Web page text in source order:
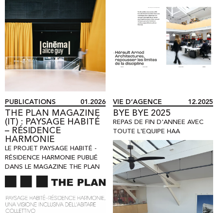
PUBLICATIONS 01.2026
THE PLAN MAGAZINE
(IT) : PAYSAGE HABITÉ
– RÉSIDENCE
HARMONIE
LE PROJET PAYSAGE HABITÉ -
RÉSIDENCE HARMONIE PUBLIÉ
DANS LE MAGAZINE THE PLAN
VIE D’AGENCE 12.2025
BYE BYE 2025
REPAS DE FIN D'ANNEE AVEC
TOUTE L'EQUIPE HAA